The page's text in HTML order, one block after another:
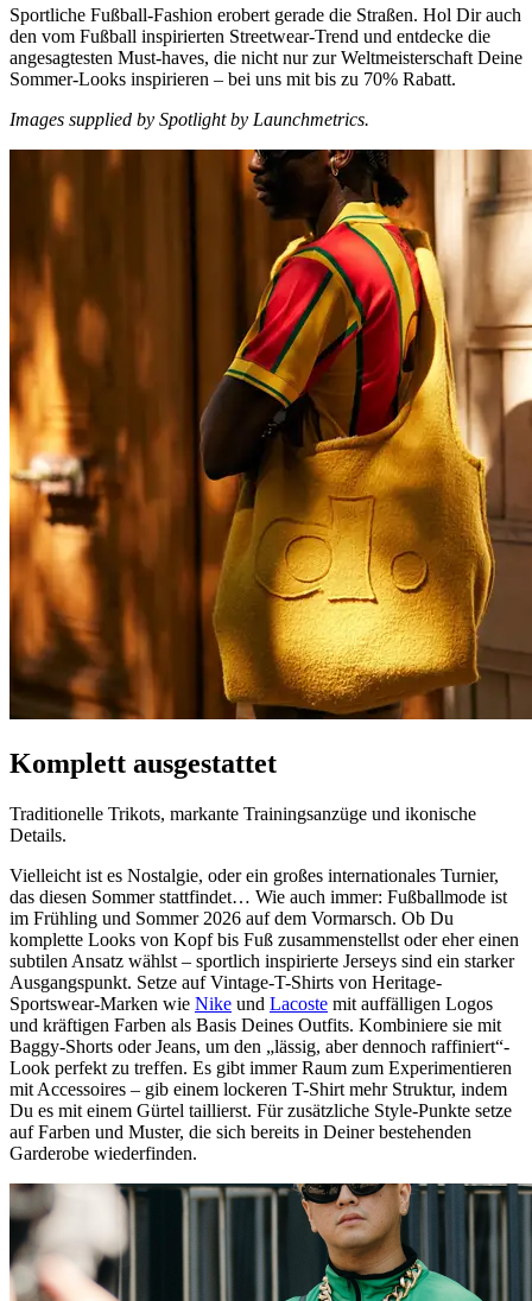
Sportliche Fußball-Fashion erobert gerade die Straßen. Hol Dir auch
den vom Fußball inspirierten Streetwear-Trend und entdecke die
angesagtesten Must-haves, die nicht nur zur Weltmeisterschaft Deine
Sommer-Looks inspirieren – bei uns mit bis zu 70% Rabatt.
Images supplied by Spotlight by Launchmetrics.
Komplett ausgestattet
Traditionelle Trikots, markante Trainingsanzüge und ikonische
Details.
Vielleicht ist es Nostalgie, oder ein großes internationales Turnier,
das diesen Sommer stattfindet… Wie auch immer: Fußballmode ist
im Frühling und Sommer 2026 auf dem Vormarsch. Ob Du
komplette Looks von Kopf bis Fuß zusammenstellst oder eher einen
subtilen Ansatz wählst – sportlich inspirierte Jerseys sind ein starker
Ausgangspunkt. Setze auf Vintage-T-Shirts von Heritage-
Sportswear-Marken wie Nike und Lacoste mit auffälligen Logos
und kräftigen Farben als Basis Deines Outfits. Kombiniere sie mit
Baggy-Shorts oder Jeans, um den „lässig, aber dennoch raffiniert“-
Look perfekt zu treffen. Es gibt immer Raum zum Experimentieren
mit Accessoires – gib einem lockeren T-Shirt mehr Struktur, indem
Du es mit einem Gürtel taillierst. Für zusätzliche Style-Punkte setze
auf Farben und Muster, die sich bereits in Deiner bestehenden
Garderobe wiederfinden.